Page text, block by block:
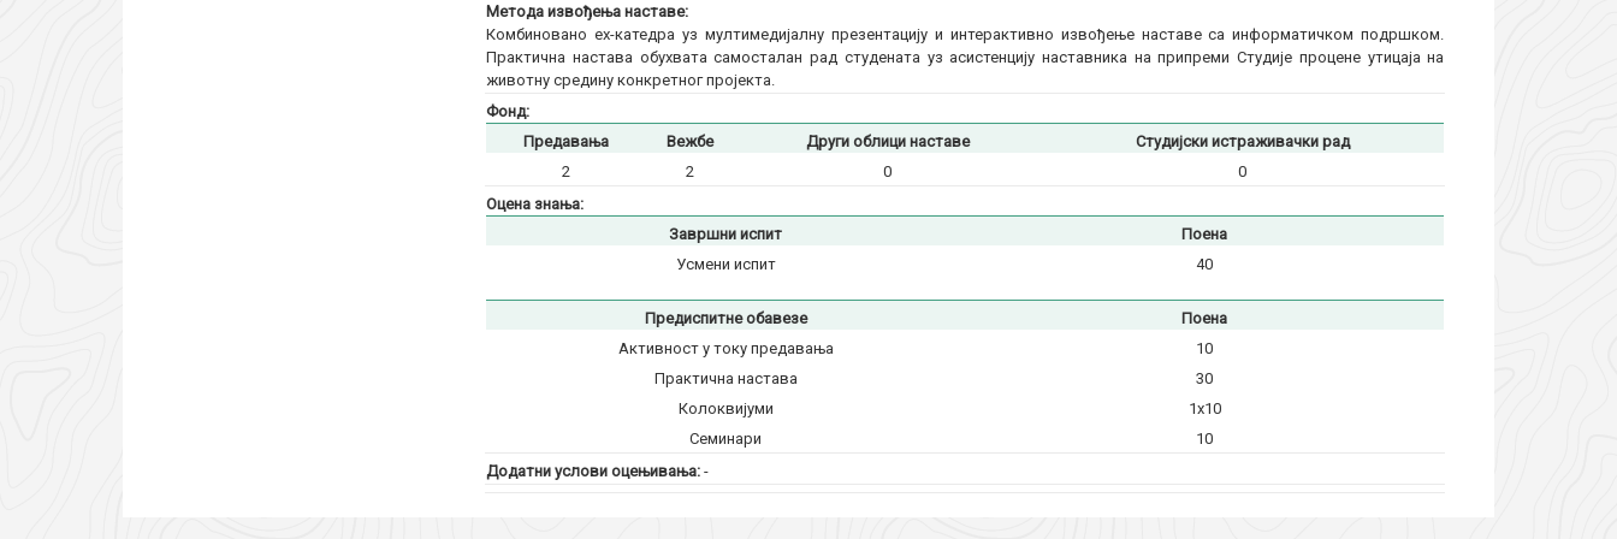
Метода извођења наставе:
Комбиновано еx-катедра уз мултимедијалну презентацију и интерактивно извођење наставе са информатичком подршком.
Практична настава обухвата самосталан рад студената уз асистенцију наставника на припреми Студије процене утицаја на
животну средину конкретног пројекта.
Фонд:
Предавања
Вежбе Други облици наставе
Студијски истраживачки рад
2
2 0
0
Оцена знања:
Завршни испит
Поена
Усмени испит
40
Предиспитне обавезе
Поена
Активност у току предавања
10
Практична настава
30
Колоквијуми
1x10
Семинари
10
Додатни услови оцењивања:-